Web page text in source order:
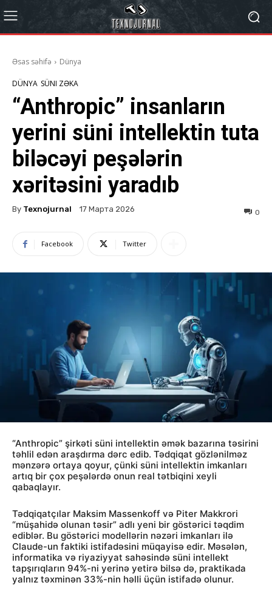
Əsas səhifə Dünya
DÜNYA SÜNI ZƏKA
“Anthropic” insanların
yerini süni intellektin tuta
biləcəyi peşələrin
xəritəsini yaradıb
By Texnojurnal 17 Марта 2026 0
Facebook Twitter
“Anthropic” şirkəti süni intellektin əmək bazarına təsirini
təhlil edən araşdırma dərc edib. Tədqiqat gözlənilməz
mənzərə ortaya qoyur, çünki süni intellektin imkanları
artıq bir çox peşələrdə onun real tətbiqini xeyli
qabaqlayır.
Tədqiqatçılar Maksim Massenkoff və Piter Makkrori
“müşahidə olunan təsir” adlı yeni bir göstərici təqdim
ediblər. Bu göstərici modellərin nəzəri imkanları ilə
Claude-un faktiki istifadəsini müqayisə edir. Məsələn,
informatika və riyaziyyat sahəsində süni intellekt
tapşırıqların 94%-ni yerinə yetirə bilsə də, praktikada
yalnız təxminən 33%-nin həlli üçün istifadə olunur.